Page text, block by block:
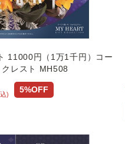
11000円（1万1千円）コー
レスト MH508
) 5%OFF